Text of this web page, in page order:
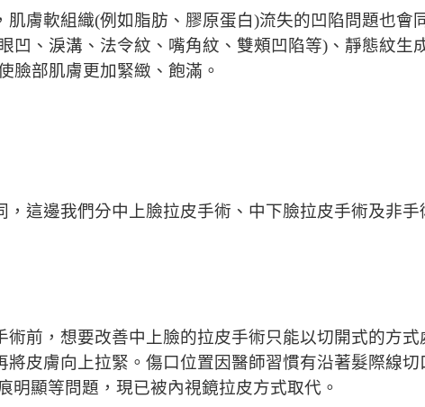
肌膚軟組織(例如脂肪、膠原蛋白)流失的凹陷問題也
凹、淚溝、法令紋、嘴角紋、雙頰凹陷等)、靜態紋生
臉部肌膚更加緊緻、飽滿。
，這邊我們分中上臉拉皮手術、中下臉拉皮手術及非手
術前，想要改善中上臉的拉皮手術只能以切開式的方
將皮膚向上拉緊。傷口位置因醫師習慣有沿著髮際線
明顯等問題，現已被內視鏡拉皮方式取代。